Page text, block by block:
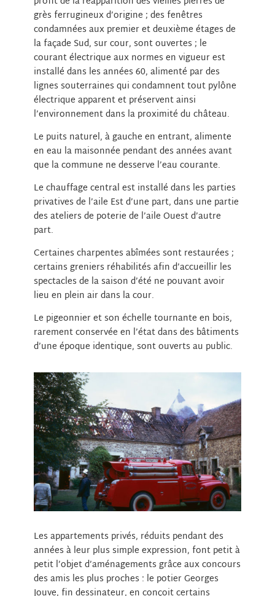
grès ferrugineux d’origine ; des fenêtres
condamnées aux premier et deuxième étages de
la façade Sud, sur cour, sont ouvertes ; le
courant électrique aux normes en vigueur est
installé dans les années 60, alimenté par des
lignes souterraines qui condamnent tout pylône
électrique apparent et préservent ainsi
l’environnement dans la proximité du château.
Le puits naturel, à gauche en entrant, alimente
en eau la maisonnée pendant des années avant
que la commune ne desserve l’eau courante.
Le chauffage central est installé dans les parties
privatives de l’aile Est d’une part, dans une partie
des ateliers de poterie de l’aile Ouest d’autre
part.
Certaines charpentes abîmées sont restaurées ;
certains greniers réhabilités afin d’accueillir les
spectacles de la saison d’été ne pouvant avoir
lieu en plein air dans la cour.
Le pigeonnier et son échelle tournante en bois,
rarement conservée en l’état dans des bâtiments
d’une époque identique, sont ouverts au public.
Les appartements privés, réduits pendant des
années à leur plus simple expression, font petit à
petit l’objet d’aménagements grâce aux concours
des amis les plus proches : le potier Georges